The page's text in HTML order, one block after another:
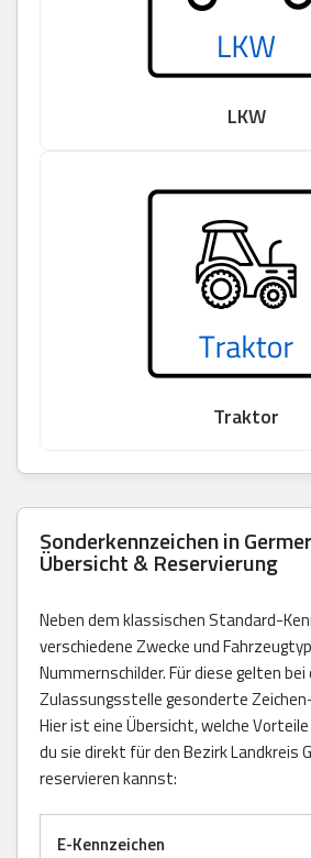
LKW
Traktor
Sonderkennzeichen in
Übersicht & Reservierung
Neben dem klassischen Standard-
verschiedene Zwecke und
Nummernschilder. Für diese gelten bei
Zulassungsstelle gesonderte
Hier ist eine Übersicht, welche
du sie direkt für den Bezirk Landkreis
reservieren kannst:
E-Kennzeichen